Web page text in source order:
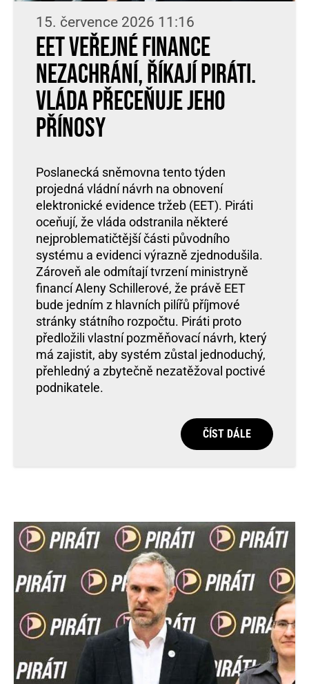
15. července 2026 11:16
EET veřejné finance
nezachrání, říkají Piráti.
Vláda přeceňuje jeho
přínosy
Poslanecká sněmovna tento týden
projedná vládní návrh na obnovení
elektronické evidence tržeb (EET). Piráti
oceňují, že vláda odstranila některé
nejproblematičtější části původního
systému a evidenci výrazně zjednodušila.
Zároveň ale odmítají tvrzení ministryně
financí Aleny Schillerové, že právě EET
bude jedním z hlavních pilířů příjmové
stránky státního rozpočtu. Piráti proto
předložili vlastní pozměňovací návrh, který
má zajistit, aby systém zůstal jednoduchý,
přehledný a zbytečně nezatěžoval poctivé
podnikatele.
ČÍST DÁLE